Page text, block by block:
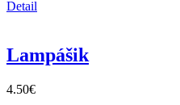
Detail
Lampášik
4.50€